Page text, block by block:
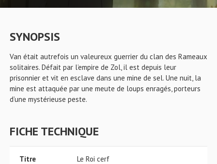
SYNOPSIS
Van était autrefois un valeureux guerrier du clan des Rameaux
solitaires. Défait par l’empire de Zol, il est depuis leur
prisonnier et vit en esclave dans une mine de sel. Une nuit, la
mine est attaquée par une meute de loups enragés, porteurs
d’une mystérieuse peste.
FICHE TECHNIQUE
Titre Le Roi cerf